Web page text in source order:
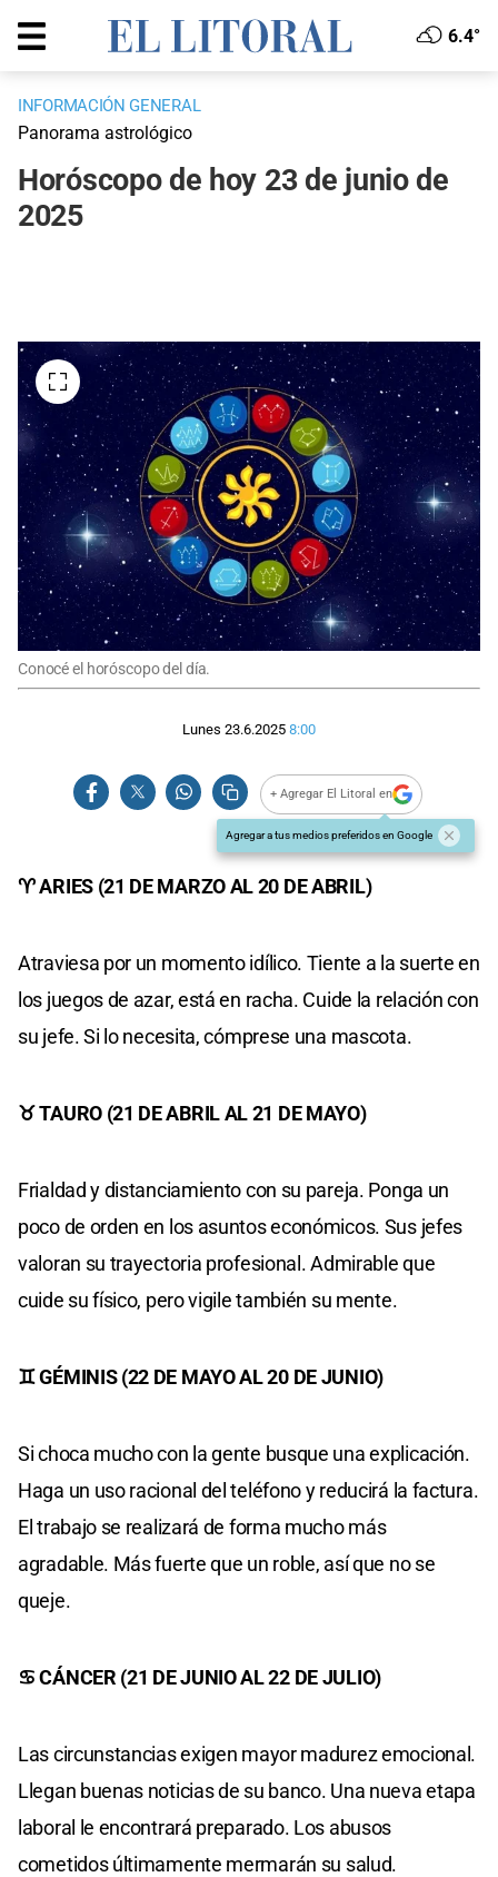
6.4°
INFORMACIÓN GENERAL
Panorama astrológico
Horóscopo de hoy 23 de junio de
2025
Conocé el horóscopo del día.
Lunes 23.6.2025 8:00
+ Agregar El Litoral en
Agregar a tus medios preferidos en Google
♈ ARIES (21 DE MARZO AL 20 DE ABRIL)
Atraviesa por un momento idílico. Tiente a la suerte en
los juegos de azar, está en racha. Cuide la relación con
su jefe. Si lo necesita, cómprese una mascota.
♉ TAURO (21 DE ABRIL AL 21 DE MAYO)
Frialdad y distanciamiento con su pareja. Ponga un
poco de orden en los asuntos económicos. Sus jefes
valoran su trayectoria profesional. Admirable que
cuide su físico, pero vigile también su mente.
♊ GÉMINIS (22 DE MAYO AL 20 DE JUNIO)
Si choca mucho con la gente busque una explicación.
Haga un uso racional del teléfono y reducirá la factura.
El trabajo se realizará de forma mucho más
agradable. Más fuerte que un roble, así que no se
queje.
♋ CÁNCER (21 DE JUNIO AL 22 DE JULIO)
Las circunstancias exigen mayor madurez emocional.
Llegan buenas noticias de su banco. Una nueva etapa
laboral le encontrará preparado. Los abusos
cometidos últimamente mermarán su salud.